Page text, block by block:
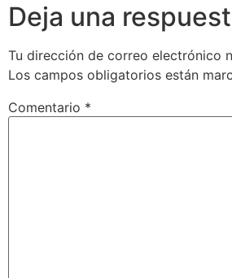
Deja una
Tu dirección de correo electrónico
Los campos obligatorios están
Comentario *